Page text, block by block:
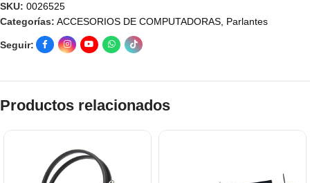
SKU: 0026525
Categorías: ACCESORIOS DE COMPUTADORAS, Parlantes
Seguir:
Productos relacionados